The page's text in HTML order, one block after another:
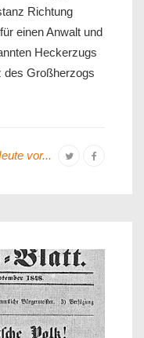
Richtung
einen Anwalt und
Heckerzugs
des Großherzogs
vor...